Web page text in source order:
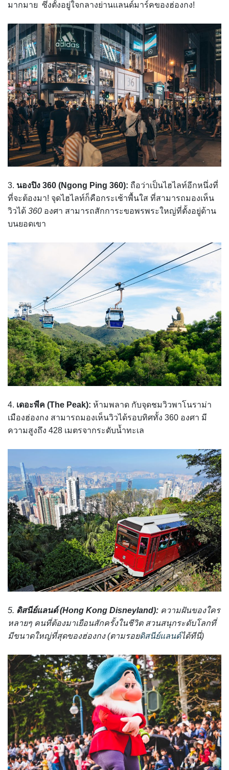
มากมาย ซึ่งตั้งอยู่ใจกลางย่านแลนด์มาร์คของฮ่องกง!
3. นองปิง 360 (Ngong Ping 360): ถือว่าเป็นไฮไลท์อีกหนึ่งที่
ที่จะต้องมา! จุดไฮไลท์ก็คือกระเช้าพื้นใส ที่สามารถมองเห็น
วิวได้ 360 องศา สามารถสักการะขอพรพระใหญ่ที่ตั้งอยู่ด้าน
บนยอดเขา
4. เดอะพีค (The Peak): ห้ามพลาด กับจุดชมวิวพาโนราม่า
เมืองฮ่องกง สามารถมองเห็นวิวได้รอบทิศทั้ง 360 องศา มี
ความสูงถึง 428 เมตรจากระดับน้ำทะเล
5. ดิสนีย์แลนด์ (Hong Kong Disneyland): ความฝันของใคร
หลายๆ คนที่ต้องมาเยือนสักครั้งในชีวิต สวนสนุกระดับโลกที่
มีขนาดใหญ่ที่สุดของฮ่องกง (ตามรอยดิสนีย์แลนด์ได้ทีนี่)